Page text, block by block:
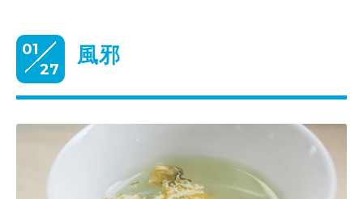
01
27
風邪